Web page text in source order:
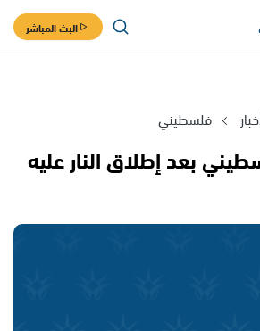
البث المباشر
فلسطيني
بعد إطلاق النار عليه